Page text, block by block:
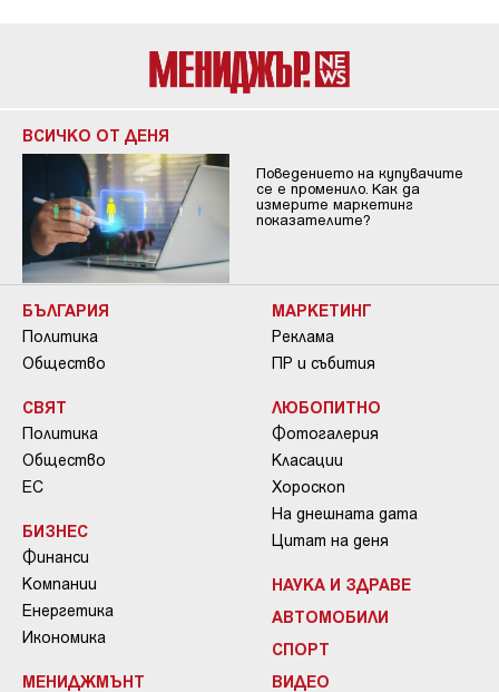
ВСИЧКО ОТ ДЕНЯ
Поведението на купувачите
се е променило. Как да
измерите маркетинг
показателите?
БЪЛГАРИЯ
Политика
Общество
СВЯТ
Политика
Общество
ЕС
БИЗНЕС
Финанси
Компании
Енергетика
Икономика
МЕНИДЖМЪНТ
МАРКЕТИНГ
Реклама
ПР и събития
ЛЮБОПИТНО
Фотогалерия
Класации
Хороскоп
На днешната дата
Цитат на деня
НАУКА И ЗДРАВЕ
АВТОМОБИЛИ
СПОРТ
ВИДЕО